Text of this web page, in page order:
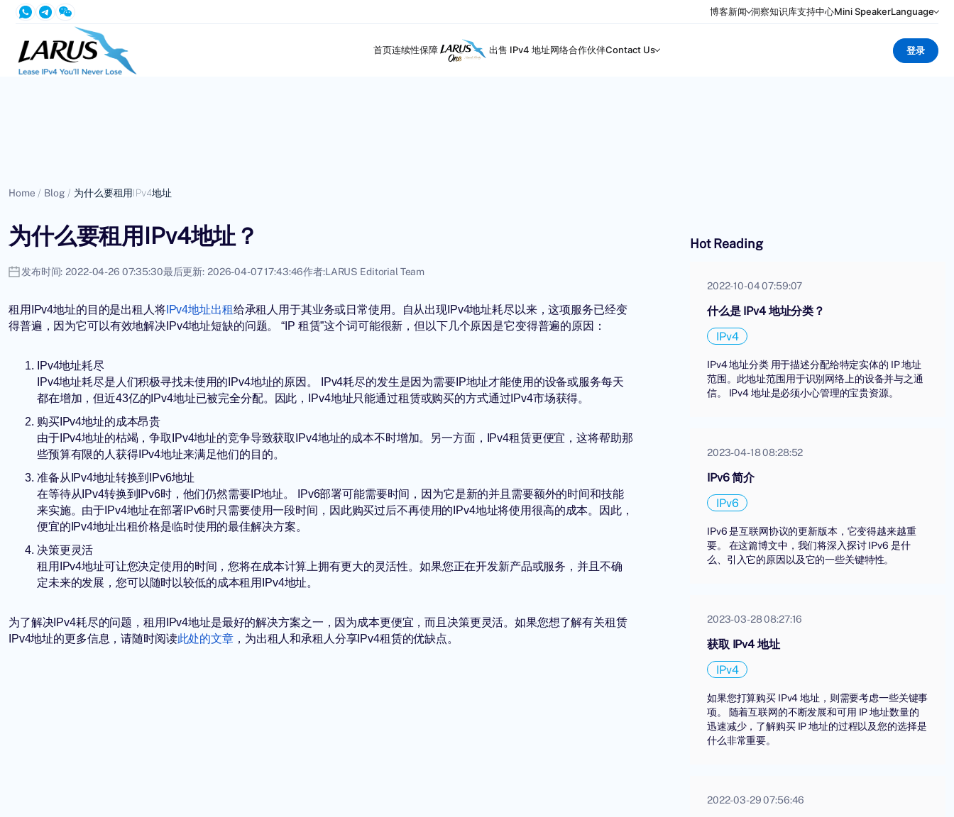
博客新闻 洞察知识库支持中心Mini SpeakerLanguage
首页连续性保障 出售 IPv4 地址网络合作伙伴Contact Us 登录
Home / Blog / 为什么要租用IPv4地址
为什么要租用IPv4地址？
发布时间: 2022-04-26 07:35:30最后更新: 2026-04-07 17:43:46作者:LARUS Editorial Team
租用IPv4地址的目的是出租人将IPv4地址出租给承租人用于其业务或日常使用。自从出现IPv4地址耗尽以来，这项服务已经变
得普遍，因为它可以有效地解决IPv4地址短缺的问题。 “IP 租赁”这个词可能很新，但以下几个原因是它变得普遍的原因：
IPv4地址耗尽
IPv4地址耗尽是人们积极寻找未使用的IPv4地址的原因。 IPv4耗尽的发生是因为需要IP地址才能使用的设备或服务每天
都在增加，但近43亿的IPv4地址已被完全分配。因此，IPv4地址只能通过租赁或购买的方式通过IPv4市场获得。
购买IPv4地址的成本昂贵
由于IPv4地址的枯竭，争取IPv4地址的竞争导致获取IPv4地址的成本不时增加。另一方面，IPv4租赁更便宜，这将帮助那
些预算有限的人获得IPv4地址来满足他们的目的。
准备从IPv4地址转换到IPv6地址
在等待从IPv4转换到IPv6时，他们仍然需要IP地址。 IPv6部署可能需要时间，因为它是新的并且需要额外的时间和技能
来实施。由于IPv4地址在部署IPv6时只需要使用一段时间，因此购买过后不再使用的IPv4地址将使用很高的成本。因此，
便宜的 IPv4地址出租价格是临时使用的最佳解决方案。
决策更灵活
租用IPv4地址可让您决定使用的时间，您将在成本计算上拥有更大的灵活性。如果您正在开发新产品或服务，并且不确
定未来的发展，您可以随时以较低的成本租用IPv4地址。
为了解决IPv4耗尽的问题，租用IPv4地址是最好的解决方案之一，因为成本更便宜，而且决策更灵活。如果您想了解有关租赁
IPv4地址的更多信息，请随时阅读此处的文章，为出租人和承租人分享IPv4租赁的优缺点。
Hot Reading
2022-10-04 07:59:07
什么是 IPv4 地址分类？
IPv4
IPv4 地址分类 用于描述分配给特定实体的 IP 地址
范围。此地址范围用于识别网络上的设备并与之通
信。 IPv4 地址是必须小心管理的宝贵资源。
2023-04-18 08:28:52
IPv6 简介
IPv6
IPv6 是互联网协议的更新版本，它变得越来越重
要。 在这篇博文中，我们将深入探讨 IPv6 是什
么、引入它的原因以及它的一些关键特性。
2023-03-28 08:27:16
获取 IPv4 地址
IPv4
如果您打算购买 IPv4 地址，则需要考虑一些关键事
项。 随着互联网的不断发展和可用 IP 地址数量的
迅速减少，了解购买 IP 地址的过程以及您的选择是
什么非常重要。
2022-03-29 07:56:46